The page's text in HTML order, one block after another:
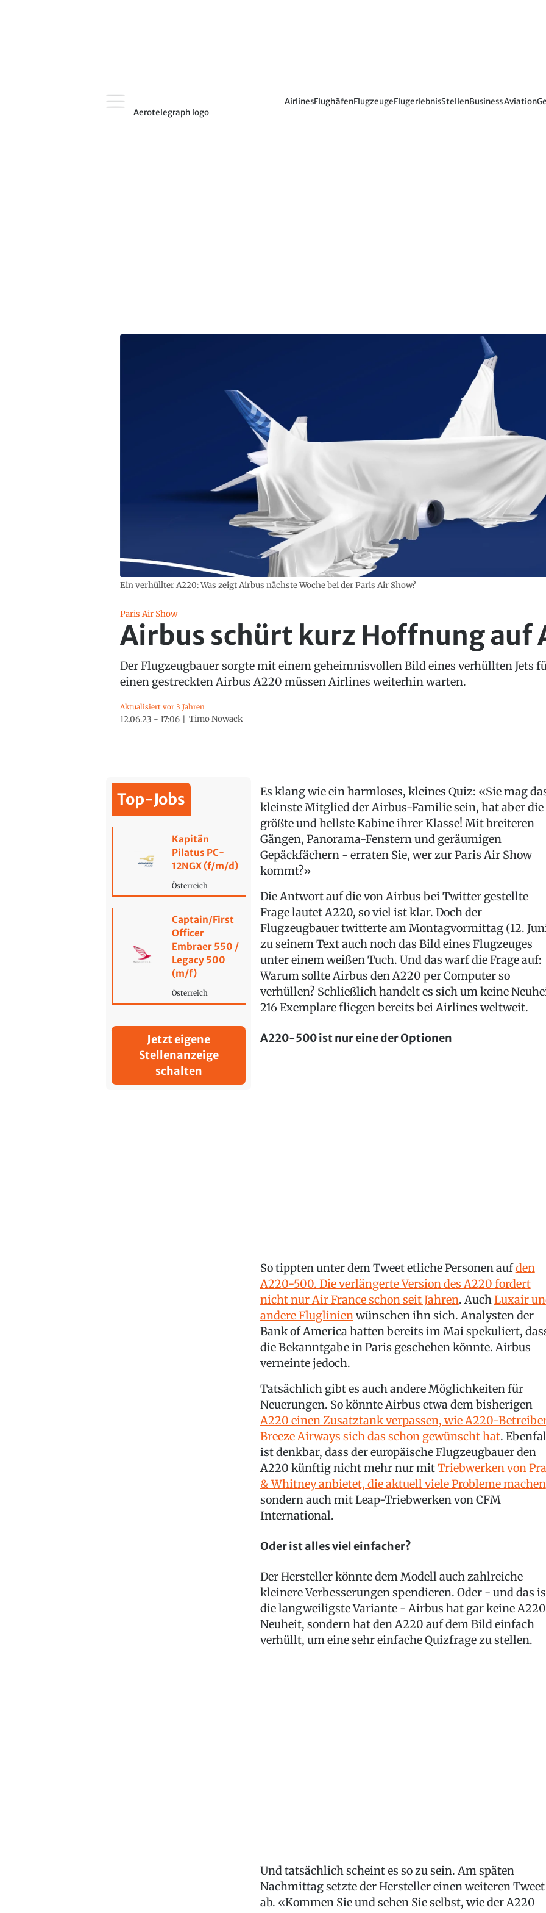
Aerotelegraph logo
AirlinesFlughäfenFlugzeugeFlugerlebnisStellenBusiness Aviation
Ein verhüllter A220: Was zeigt Airbus nächste Woche bei der Paris Air Show?
Paris Air Show
Airbus schürt kurz Hoffnung auf
Der Flugzeugbauer sorgte mit einem geheimnisvollen Bild eines verhüllten Jets
einen gestreckten Airbus A220 müssen Airlines weiterhin warten.
Aktualisiert vor 3 Jahren
12.06.23 - 17:06 Timo Nowack
Top-Jobs
Kapitän
Pilatus PC-
12NGX (f/m/d)
Österreich
Captain/First
Officer
Embraer 550 /
Legacy 500
(m/f)
Österreich
Jetzt eigene
Stellenanzeige
schalten
Es klang wie ein harmloses, kleines Quiz: «Sie mag
kleinste Mitglied der Airbus-Familie sein, hat aber die
größte und hellste Kabine ihrer Klasse! Mit breiteren
Gängen, Panorama-Fenstern und geräumigen
Gepäckfächern - erraten Sie, wer zur Paris Air Show
kommt?»
Die Antwort auf die von Airbus bei Twitter gestellte
Frage lautet A220, so viel ist klar. Doch der
Flugzeugbauer twitterte am Montagvormittag (12.
zu seinem Text auch noch das Bild eines Flugzeuges
unter einem weißen Tuch. Und das warf die Frage auf:
Warum sollte Airbus den A220 per Computer so
verhüllen? Schließlich handelt es sich um keine
216 Exemplare fliegen bereits bei Airlines weltweit.
A220-500 ist nur eine der Optionen
So tippten unter dem Tweet etliche Personen aufden
A220-500. Die verlängerte Version des A220 fordert
nicht nur Air France schon seit Jahren. AuchLuxair
andere Fluglinienwünschen ihn sich. Analysten der
Bank of America hatten bereits im Mai spekuliert,
die Bekanntgabe in Paris geschehen könnte. Airbus
verneinte jedoch.
Tatsächlich gibt es auch andere Möglichkeiten für
Neuerungen. So könnte Airbus etwa dem bisherigen
A220 einen Zusatztank verpassen, wie A220-
Breeze Airways sich das schon gewünscht hat.
ist denkbar, dass der europäische Flugzeugbauer den
A220 künftig nicht mehr nur mitTriebwerken von
& Whitney anbietet, die aktuell viele Probleme machen
sondern auch mit Leap-Triebwerken von CFM
International.
Oder ist alles viel einfacher?
Der Hersteller könnte dem Modell auch zahlreiche
kleinere Verbesserungen spendieren. Oder - und das
die langweiligste Variante - Airbus hat gar keine
Neuheit, sondern hat den A220 auf dem Bild einfach
verhüllt, um eine sehr einfache Quizfrage zu stellen.
Und tatsächlich scheint es so zu sein. Am späten
Nachmittag setzte der Hersteller einen weiteren Tweet
ab. «Kommen Sie und sehen Sie selbst, wie der A220